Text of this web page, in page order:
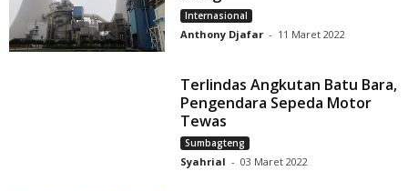
Internasional
Anthony Djafar - 11 Maret 2022
Terlindas Angkutan Batu Bara,
Pengendara Sepeda Motor
Tewas
Sumbagteng
Syahrial - 03 Maret 2022